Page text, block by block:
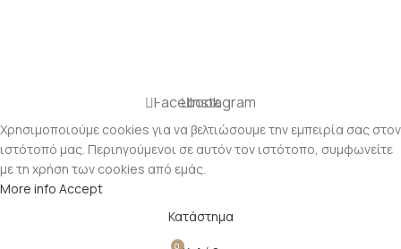
FacebookInstagram
Χρησιμοποιούμε cookies για να βελτιώσουμε την εμπειρία σας στον
ιστότοπό μας. Περιηγούμενοι σε αυτόν τον ιστότοπο, συμφωνείτε
με τη χρήση των cookies από εμάς.
More info Accept
Κατάστημα
0